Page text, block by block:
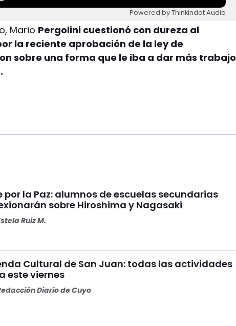
Powered by Thinkindot Audio
Mario Pergolini cuestionó con dureza al
la reciente aprobación de la ley de
sobre una forma que le iba a dar más trabajo
por la Paz: alumnos de escuelas secundarias
sobre Hiroshima y Nagasaki
Ruiz M.
Cultural de San Juan: todas las actividades
este viernes
Diario de Cuyo